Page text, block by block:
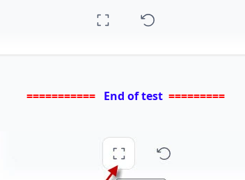
=========
End of test
===========